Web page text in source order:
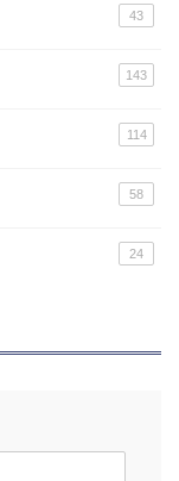
43
143
114
58
24